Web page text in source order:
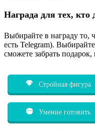
Награда для тех, кто
Выбирайте в награду то,
есть Telegram).
сможете забрать
Стройная фигура
Умение готовить